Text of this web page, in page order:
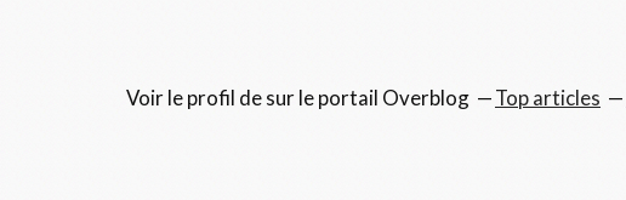
Voir le profil desur le portail Overblog Top articles